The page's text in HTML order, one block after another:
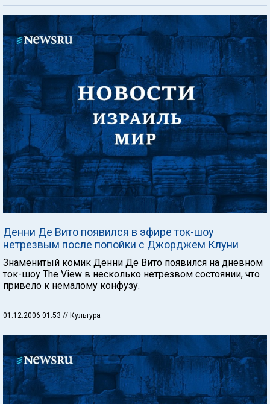
Денни Де Вито появился в эфире ток-шоу
нетрезвым после попойки с Джорджем Клуни
Знаменитый комик Денни Де Вито появился на дневном
ток-шоу The View в несколько нетрезвом состоянии, что
привело к немалому конфузу.
01.12.2006 01:53 // Культура